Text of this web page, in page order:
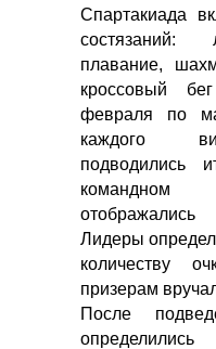
Спартакиада
состязаний:
плавание,
кроссовый
февраля по
каждого
командном
Лидеры
количеству
призерам
После